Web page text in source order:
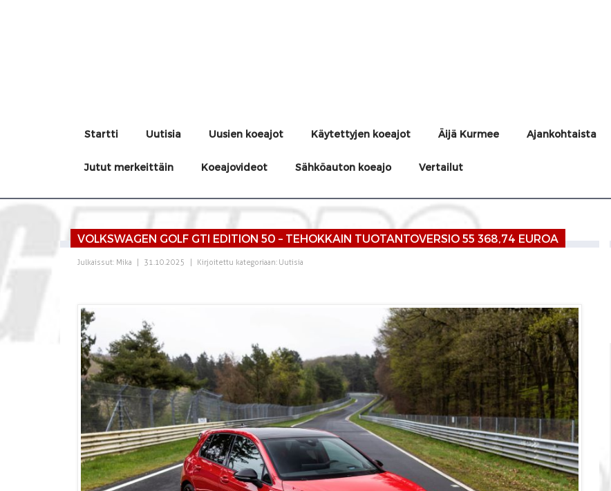
Startti Uutisia Uusien koeajot Käytettyjen koeajot Äijä Kurmee Ajankohtaista
Jutut merkeittäin Koeajovideot Sähköauton koeajo Vertailut
VOLKSWAGEN GOLF GTI EDITION 50 – TEHOKKAIN TUOTANTOVERSIO 55 368,74 EUROA
Julkaissut: Mika 31.10.2025 Kirjoitettu kategoriaan: Uutisia